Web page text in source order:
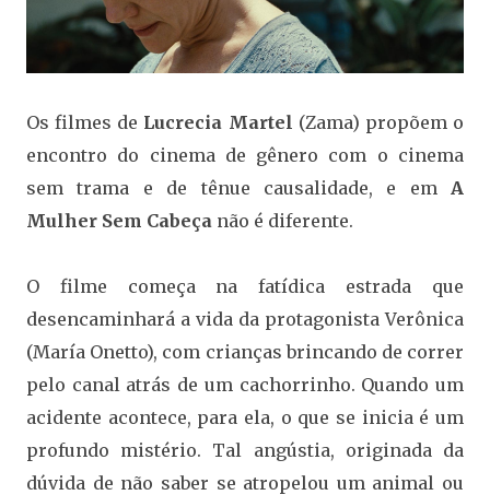
Os filmes de Lucrecia Martel (Zama) propõem o
encontro do cinema de gênero com o cinema
sem trama e de tênue causalidade, e em A
Mulher Sem Cabeça não é diferente.
O filme começa na fatídica estrada que
desencaminhará a vida da protagonista Verônica
(María Onetto), com crianças brincando de correr
pelo canal atrás de um cachorrinho. Quando um
acidente acontece, para ela, o que se inicia é um
profundo mistério. Tal angústia, originada da
dúvida de não saber se atropelou um animal ou